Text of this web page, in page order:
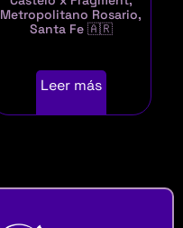
Metropolitano Rosario,
Santa Fe 🇦🇷
Leer más